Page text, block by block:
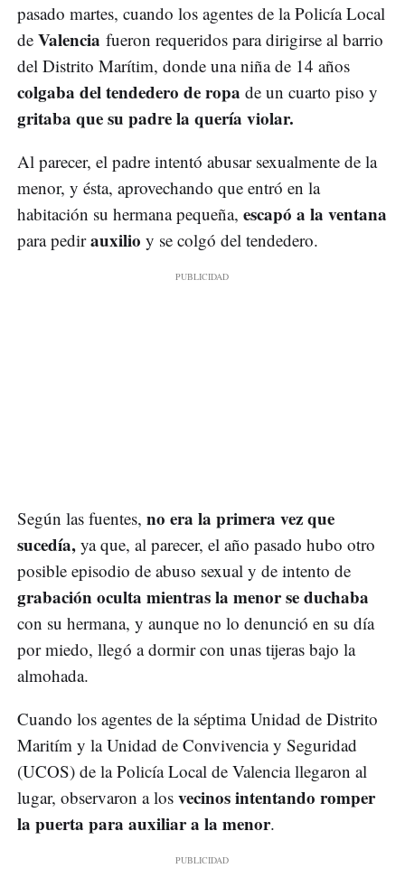
pasado martes, cuando los agentes de la Policía Local
de Valencia fueron requeridos para dirigirse al barrio
del Distrito Marítim, donde una niña de 14 años
colgaba del tendedero de ropa de un cuarto piso y
gritaba que su padre la quería violar.
Al parecer, el padre intentó abusar sexualmente de la
menor, y ésta, aprovechando que entró en la
habitación su hermana pequeña, escapó a la ventana
para pedirauxilio y se colgó del tendedero.
Según las fuentes, no era la primera vez que
sucedía, ya que, al parecer, el año pasado hubo otro
posible episodio de abuso sexual y de intento de
grabación oculta mientras la menor se duchaba
con su hermana, y aunque no lo denunció en su día
por miedo, llegó a dormir con unas tijeras bajo la
almohada.
Cuando los agentes de la séptima Unidad de Distrito
Maritím y la Unidad de Convivencia y Seguridad
(UCOS) de la Policía Local de Valencia llegaron al
lugar, observaron a los vecinos intentando romper
la puerta para auxiliar a la menor.